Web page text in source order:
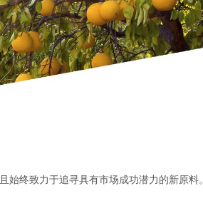
终致力于追寻具有市场成功潜力的新原料。